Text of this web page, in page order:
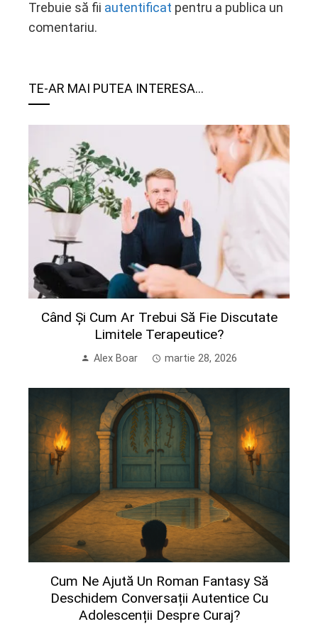
Trebuie să fii autentificat pentru a publica un
comentariu.
TE-AR MAI PUTEA INTERESA...
Când Și Cum Ar Trebui Să Fie Discutate
Limitele Terapeutice?
Alex Boar martie 28, 2026
Cum Ne Ajută Un Roman Fantasy Să
Deschidem Conversații Autentice Cu
Adolescenții Despre Curaj?